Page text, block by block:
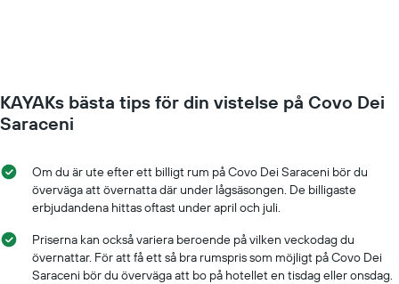
1
X-
visar
antalet
dagar
vistelsen.
Diagrammet
har
KAYAKs bästa tips för din vistelse på Covo Dei
Saraceni
Om du är ute efter ett billigt rum på Covo Dei Saraceni bör du
överväga att övernatta där under lågsäsongen. De billigaste
erbjudandena hittas oftast under april och juli.
Priserna kan också variera beroende på vilken veckodag du
övernattar. För att få ett så bra rumspris som möjligt på Covo Dei
Saraceni bör du överväga att bo på hotellet en tisdag eller onsdag.